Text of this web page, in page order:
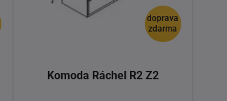
doprava
zdarma
Komoda Ráchel R2 Z2